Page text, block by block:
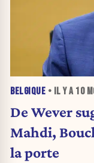
BELGIQUE • IL Y A 10
De Wever
Mahdi,
la porte